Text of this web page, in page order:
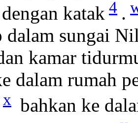
katak 4 .
dalam sungai
kamar
dalam rumah
x bahkan ke